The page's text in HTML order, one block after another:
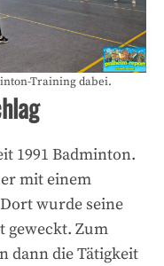
Training dabei.
1991 Badminton.
mit einem
wurde seine
geweckt. Zum
dann die Tätigkeit